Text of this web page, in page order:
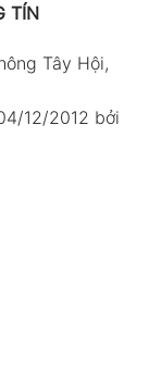
TÍN
Tây Hội,
12/2012 bởi